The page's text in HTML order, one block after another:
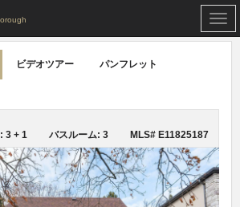
ビデオツアー パンフレット
3 + 1
バスルーム: 3 MLS# E11825187